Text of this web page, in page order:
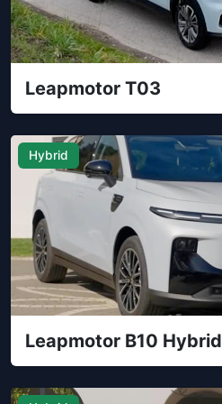
Leapmotor T03
Hybrid
Leapmotor B10 Hybrid